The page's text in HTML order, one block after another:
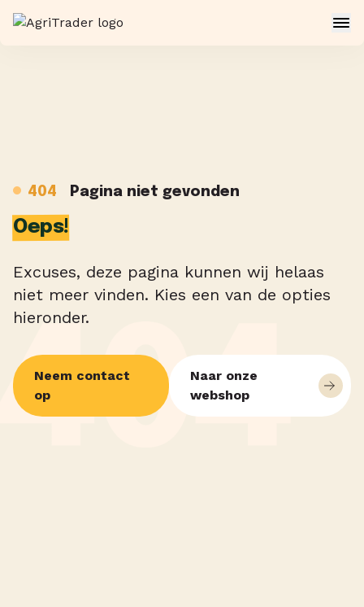
404 Pagina niet gevonden
Oeps!
Excuses, deze pagina kunnen wij helaas
niet meer vinden. Kies een van de opties
hieronder.
Neem contact
op
Naar onze
webshop